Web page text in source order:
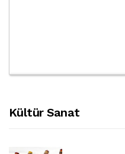
Kültür Sanat